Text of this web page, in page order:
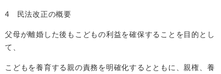
4 民法改正の概要
父母が離婚した後もこどもの利益を確保することを目的とし
て、
こどもを養育する親の責務を明確化するとともに、親権、養